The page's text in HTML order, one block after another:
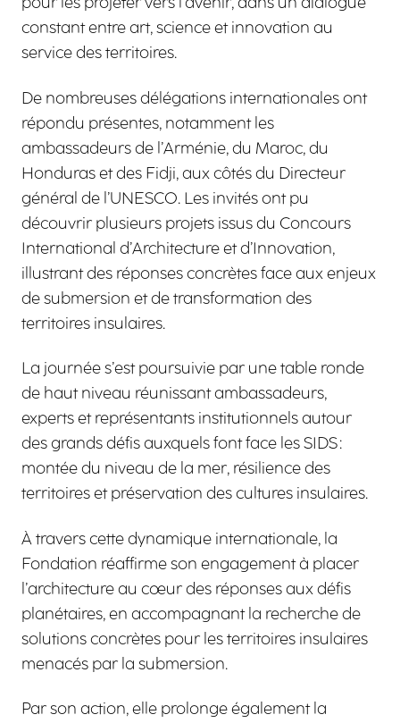
constant entre art, science et innovation au
service des territoires.
De nombreuses délégations internationales ont
répondu présentes, notamment les
ambassadeurs de l’Arménie, du Maroc, du
Honduras et des Fidji, aux côtés du Directeur
général de l’UNESCO. Les invités ont pu
découvrir plusieurs projets issus du Concours
International d’Architecture et d’Innovation,
illustrant des réponses concrètes face aux enjeux
de submersion et de transformation des
territoires insulaires.
La journée s’est poursuivie par une table ronde
de haut niveau réunissant ambassadeurs,
experts et représentants institutionnels autour
des grands défis auxquels font face les SIDS :
montée du niveau de la mer, résilience des
territoires et préservation des cultures insulaires.
À travers cette dynamique internationale, la
Fondation réaffirme son engagement à placer
l’architecture au cœur des réponses aux défis
planétaires, en accompagnant la recherche de
solutions concrètes pour les territoires insulaires
menacés par la submersion.
Par son action, elle prolonge également la